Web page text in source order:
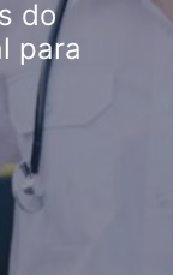
do
para